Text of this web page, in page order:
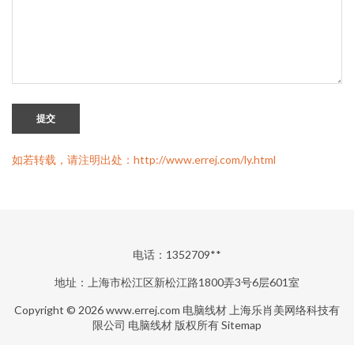
提交
如若转载，请注明出处：http://www.errej.com/ly.html
电话：1352709**
地址：上海市松江区新松江路1800弄3号6层601室
Copyright © 2026www.errej.com 电脑线材 上海乐肖美网络科技有
限公司 电脑线材 版权所有Sitemap